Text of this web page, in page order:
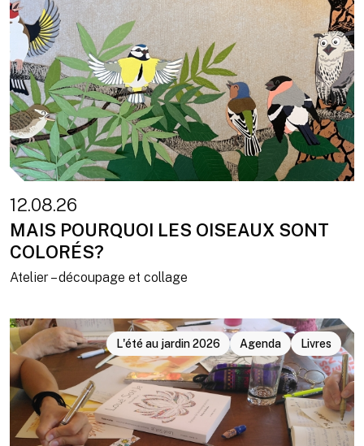
12.08.26
MAIS POURQUOI LES OISEAUX SONT
COLORÉS?
Atelier – découpage et collage
L'été au jardin 2026 Agenda Livres